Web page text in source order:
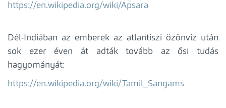
https://en.wikipedia.org/wiki/Apsara
Dél-Indiában az emberek az atlantiszi özönvíz után
sok ezer éven át adták tovább az ősi tudás
hagyományát:
https://en.wikipedia.org/wiki/Tamil_Sangams